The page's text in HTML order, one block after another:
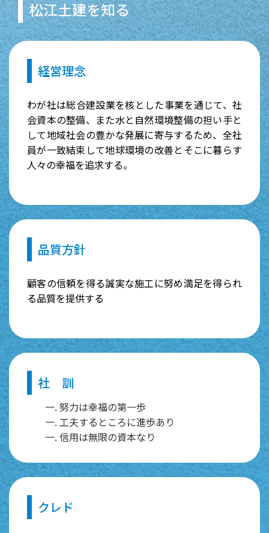
松江土建を知る
経営理念
わが社は総合建設業を核とした事業を通じて、社
会資本の整備、また水と自然環境整備の担い手と
して地域社会の豊かな発展に寄与するため、全社
員が一致結束して地球環境の改善とそこに暮らす
人々の幸福を追求する。
品質方針
顧客の信頼を得る誠実な施工に努め満足を得られ
る品質を提供する
社 訓
一. 努力は幸福の第一歩
一. 工夫するところに進歩あり
一. 信用は無限の資本なり
クレド